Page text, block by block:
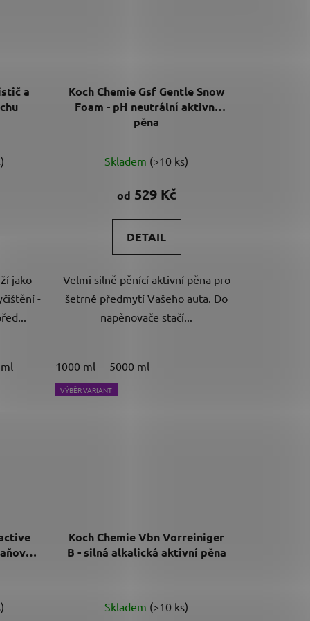
a
jako
-
ml
Koch Chemie Gsf Gentle Snow
Foam - pH neutrální aktivní
pěna
hodnocení
produktu
4,9
z
hvězdiček.
Skladem (>10 ks)
od 529 Kč
DETAIL
Velmi silně pěnící aktivní pěna pro
šetrné předmytí Vašeho auta. Do
napěnovače stačí...
1000 ml 5000 ml
VÝBĚR VARIANT
Koch Chemie Vbn Vorreiniger
B - silná alkalická aktivní pěna
hodnocení
Skladem (>10 ks)